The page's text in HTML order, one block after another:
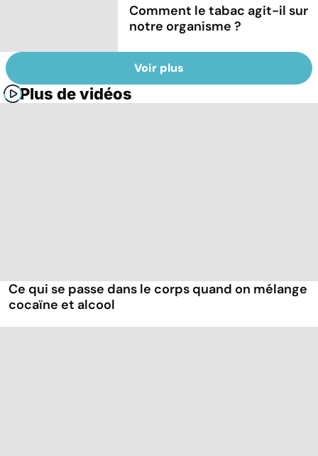
Comment le tabac agit-il sur
notre organisme ?
Voir plus
Plus de vidéos
Ce qui se passe dans le corps quand on mélange
cocaïne et alcool